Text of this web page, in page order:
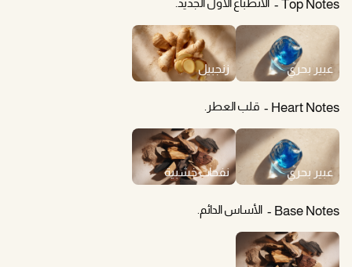
Top Notes
عبير بحري زنجبيل
Heart Notes قلب العطر.
عبير بحري نفحات خشبية
Base Notes الأساس الدائم.